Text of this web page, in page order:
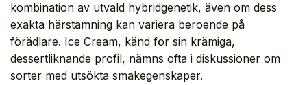
kombination av utvald hybridgenetik, även om dess
exakta härstamning kan variera beroende på
förädlare. Ice Cream, känd för sin krämiga,
dessertliknande profil, nämns ofta i diskussioner om
sorter med utsökta smakegenskaper.